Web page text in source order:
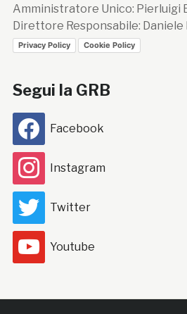
Amministratore Unico: Pierluigi
Direttore Responsabile:
Privacy Policy Cookie Policy
Segui la GRB
Facebook
Instagram
Twitter
Youtube